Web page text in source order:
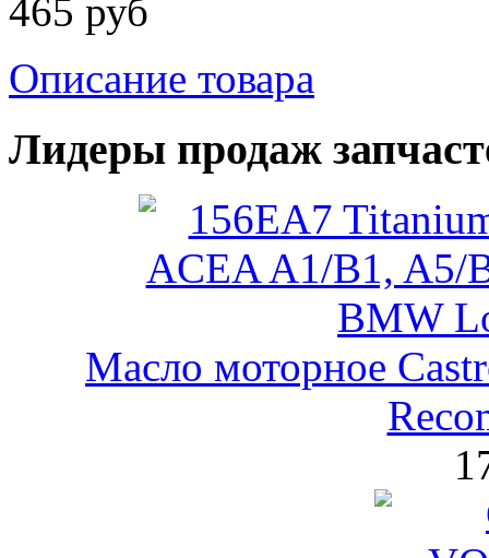
465 руб
Описание товара
Лидеры продаж
Масло моторное